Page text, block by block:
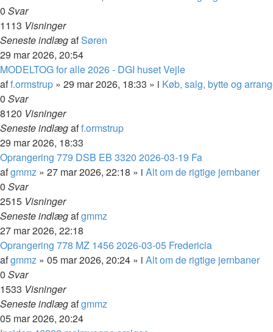
0 Svar
1113 Visninger
Seneste indlægafSøren
29 mar 2026, 20:54
MODELTOG for alle 2026 - DGI huset Vejle
aff.ormstrup » 29 mar 2026, 18:33 » i Køb, salg, bytte og
0 Svar
8120 Visninger
Seneste indlægaff.ormstrup
29 mar 2026, 18:33
Oprangering 779 DSB EB 3320 2026-03-19 Fa
afgmmz » 27 mar 2026, 22:18 » i Alt om de rigtige jernbaner
0 Svar
2515 Visninger
Seneste indlægafgmmz
27 mar 2026, 22:18
Oprangering 778 MZ 1456 2026-03-05 Fredericia
afgmmz » 05 mar 2026, 20:24 » i Alt om de rigtige jernbaner
0 Svar
1533 Visninger
Seneste indlægafgmmz
05 mar 2026, 20:24